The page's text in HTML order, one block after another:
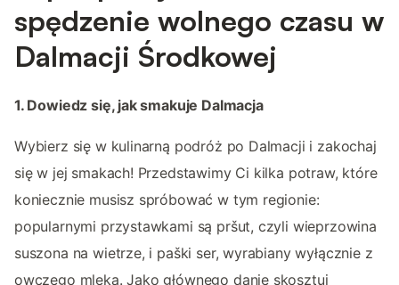
spędzenie wolnego czasu w
Dalmacji Środkowej
1. Dowiedz się, jak smakuje Dalmacja
Wybierz się w kulinarną podróż po Dalmacji i zakochaj
się w jej smakach! Przedstawimy Ci kilka potraw, które
koniecznie musisz spróbować w tym regionie:
popularnymi przystawkami są pršut, czyli wieprzowina
suszona na wietrze, i paški ser, wyrabiany wyłącznie z
owczego mleka. Jako głównego danie skosztuj